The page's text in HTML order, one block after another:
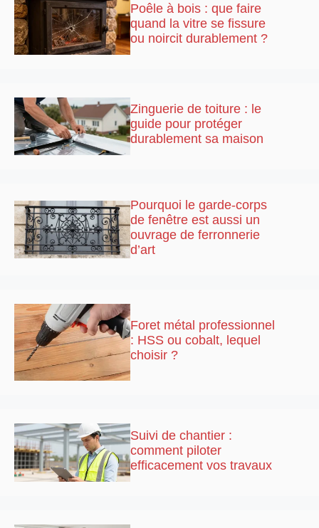
Poêle à bois : que faire
quand la vitre se fissure
ou noircit durablement ?
Zinguerie de toiture : le
guide pour protéger
durablement sa maison
Pourquoi le garde-corps
de fenêtre est aussi un
ouvrage de ferronnerie
d’art
Foret métal professionnel
: HSS ou cobalt, lequel
choisir ?
Suivi de chantier :
comment piloter
efficacement vos travaux